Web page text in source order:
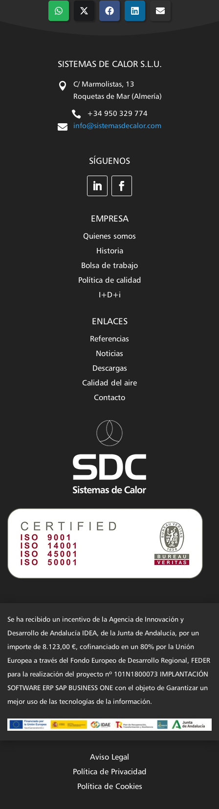
Compartir
en
CompartirCompartir
en
Compartir
en
Compartir
SISTEMAS DE CALOR S.L.U.

C/ Marmolistas, 13
Roquetas de Mar (Almería)
 +34 950 329 774
 info@sistemasdecalor.com
SÍGUENOS
EMPRESA
Quienes somos
Historia
Bolsa de trabajo
Política de calidad
I+D+i
ENLACES
Referencias
Noticias
Descargas
Calidad del aire
Contacto
Se ha recibido un incentivo de la Agencia de Innovación y
Desarrollo de Andalucía IDEA, de la Junta de Andalucía, por un
importe de 8.123,00 €, cofinanciado en un 80% por la Unión
Europea a través del Fondo Europeo de Desarrollo Regional, FEDER
para la realización del proyecto nº 101N1800073 IMPLANTACIÓN
SOFTWARE ERP SAP BUSINESS ONE con el objeto de Garantizar un
mejor uso de las tecnologías de la información.
Aviso Legal
Política de Privacidad
Política de Cookies